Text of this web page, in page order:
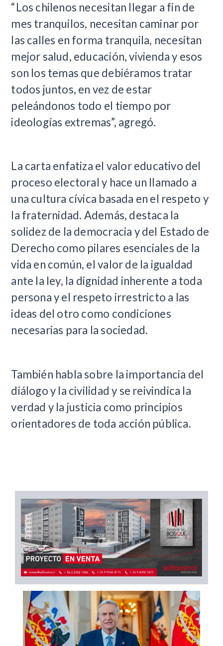
“Los chilenos necesitan llegar a fin de
mes tranquilos, necesitan caminar por
las calles en forma tranquila, necesitan
mejor salud, educación, vivienda y esos
son los temas que debiéramos tratar
todos juntos, en vez de estar
peleándonos todo el tiempo por
ideologías extremas”, agregó.
La carta enfatiza el valor educativo del
proceso electoral y hace un llamado a
una cultura cívica basada en el respeto y
la fraternidad. Además, destaca la
solidez de la democracia y del Estado de
Derecho como pilares esenciales de la
vida en común, el valor de la igualdad
ante la ley, la dignidad inherente a toda
persona y el respeto irrestricto a las
ideas del otro como condiciones
necesarias para la sociedad.
También habla sobre la importancia del
diálogo y la civilidad y se reivindica la
verdad y la justicia como principios
orientadores de toda acción pública.